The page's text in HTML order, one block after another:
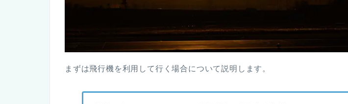
まずは飛行機を利用して行く場合について説明します。